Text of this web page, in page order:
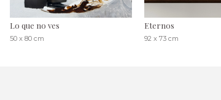
Lo que no ves
50 x 80 cm
Eternos
92 x 73 cm